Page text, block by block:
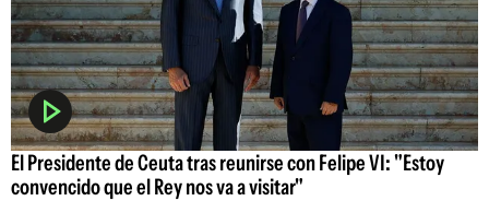
El Presidente de Ceuta tras reunirse con Felipe VI: "Estoy
convencido que el Rey nos va a visitar"